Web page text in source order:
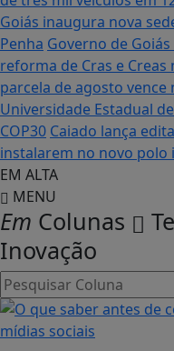
Goiás inaugura nova
Penha Governo de
reforma de Cras e
parcela de agosto vence
Universidade Estadual
COP30 Caiado lança
instalarem no novo polo
EM ALTA
MENU
Em Colunas
Inovação